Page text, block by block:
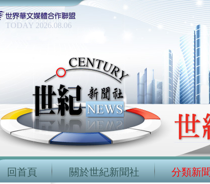
TODAY 2026.08.06
回首頁 關於世紀新聞社 分類新